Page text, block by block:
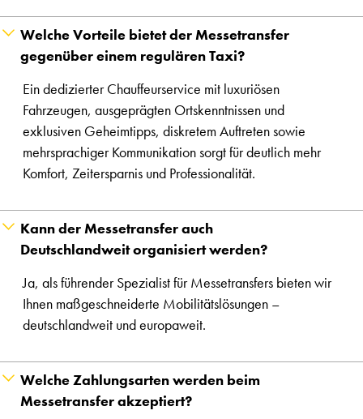
Welche Vorteile bietet der Messetransfer
gegenüber einem regulären Taxi?
Ein dedizierter Chauffeurservice mit luxuriösen
Fahrzeugen, ausgeprägten Ortskenntnissen und
exklusiven Geheimtipps, diskretem Auftreten sowie
mehrsprachiger Kommunikation sorgt für deutlich mehr
Komfort, Zeitersparnis und Professionalität.
Kann der Messetransfer auch
Deutschlandweit organisiert werden?
Ja, als führender Spezialist für Messetransfers bieten wir
Ihnen maßgeschneiderte Mobilitätslösungen –
deutschlandweit und europaweit.
Welche Zahlungsarten werden beim
Messetransfer akzeptiert?